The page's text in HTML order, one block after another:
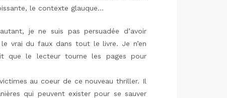
le contexte glauque…
je ne suis pas persuadée d’avoir
vrai du faux dans tout le livre. Je n’en
que le lecteur tourne les pages pour
au coeur de ce nouveau thriller. Il
qui peuvent exister pour se sauver